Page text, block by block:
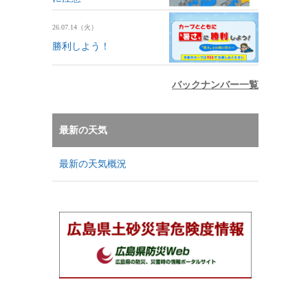
26.07.14（火）
勝利しよう！
バックナンバー一覧
最新の天気
最新の天気概況